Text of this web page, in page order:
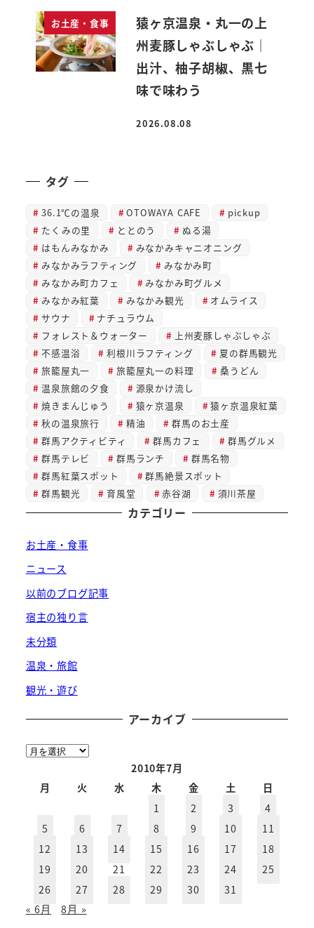
お土産・食事
猿ヶ京温泉・丸一の上
州麦豚しゃぶしゃぶ｜
出汁、柚子胡椒、黒七
味で味わう
投稿日
2026.08.08
タグ
36.1℃の温泉 OTOWAYA CAFE
pickup
たくみの里
ととのう
ぬる湯
はもんみなかみ
みなかみキャニオニング
みなかみラフティング
みなかみ町
みなかみ町カフェ
みなかみ町グルメ
みなかみ紅葉
みなかみ観光
オムライス
サウナ
ナチュラウム
フォレスト＆ウォーター
上州麦豚しゃぶしゃぶ
不感温浴
利根川ラフティング
夏の群馬観光
旅籠屋丸一
旅籠屋丸一の料理
桑うどん
温泉旅館の夕食
源泉かけ流し
焼きまんじゅう
猿ヶ京温泉
猿ヶ京温泉紅葉
秋の温泉旅行
精油
群馬のお土産
群馬アクティビティ
群馬カフェ
群馬グルメ
群馬テレビ
群馬ランチ
群馬名物
群馬紅葉スポット
群馬絶景スポット
群馬観光
育風堂 赤谷湖 須川茶屋
カテゴリー
お土産・食事
ニュース
以前のブログ記事
宿主の独り言
未分類
温泉・旅館
観光・遊び
アーカイブ
ア
2010年7月
月
火 水 木 金 土
日
1
2 3
4
5
6 7 8 9 10
11
12
13 14 15 16 17
18
19
20 21 22 23 24
25
26
27 28 29 30
31
« 6月
8月 »